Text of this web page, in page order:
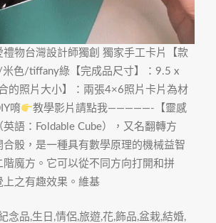
物台灣設計師獨創 獨家手工卡片【款
色/tiffany綠【完成品尺寸】：9.5 x
的照片大小】：兩張4×6照片卡片為材
唷
教學影片請點我—————-【靈感
語：Foldable Cube），又名翻轉方
骰，是一種具有數學原理的機械益智
階魔方。它可以從不同方向打開和拼
上之有趣效果。維基
念品,生日,情侶,旅遊,花,飾品,盆栽,結婚,